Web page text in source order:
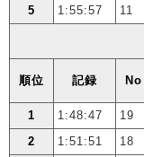
5
1:55:57 11
順位 記録 No
1 1:48:47 19
2
1:51:51 18